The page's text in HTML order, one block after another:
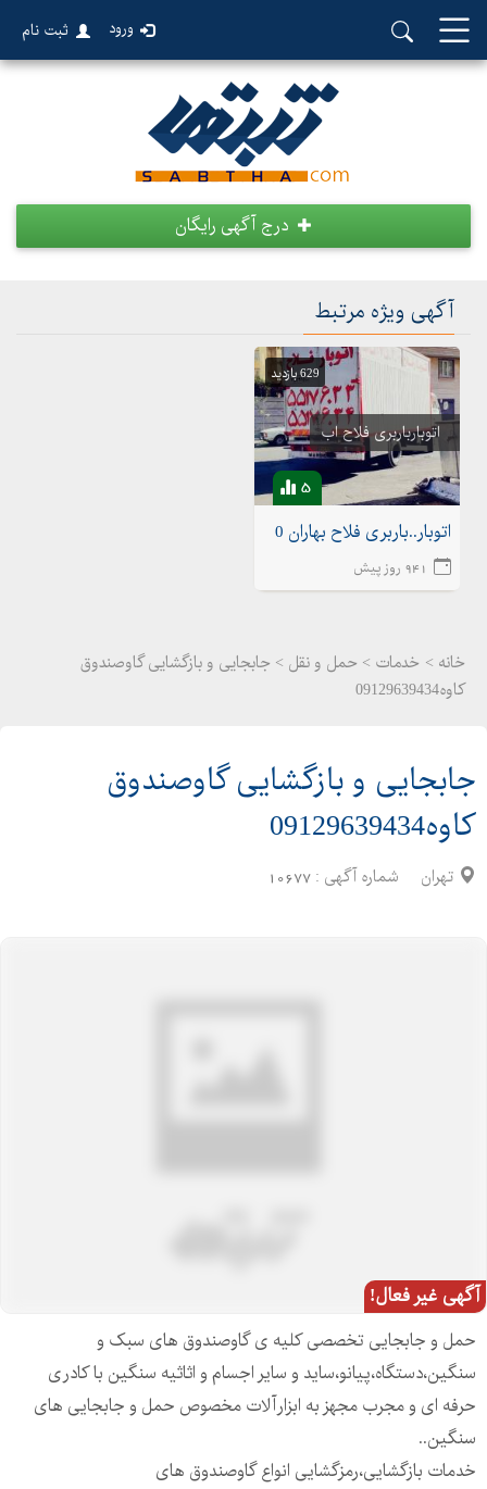
ورود ثبت نام
درج آگهی رایگان
آگهی ویژه مرتبط
629 بازدید
اتوبارباربری فلاح اب
5
اتوبار..باربری فلاح بهاران 02155175020اتوبار شهرک ولیعصر
941 روز پیش
خانه > خدمات > حمل و نقل > جابجایی و بازگشایی گاوصندوق
کاوه09129639434
جابجایی و بازگشایی گاوصندوق
کاوه09129639434
تهران شماره آگهی : 10677
آگهی غیر فعال!
حمل و جابجایی تخصصی کلیه ی گاوصندوق های سبک و
سنگین،دستگاه،پیانو،ساید و سایر اجسام و اثاثیه سنگین با کادری
حرفه ای و مجرب مجهز به ابزارآلات مخصوص حمل و جابجایی های
سنگین..
خدمات بازگشایی،رمزگشایی انواع گاوصندوق های